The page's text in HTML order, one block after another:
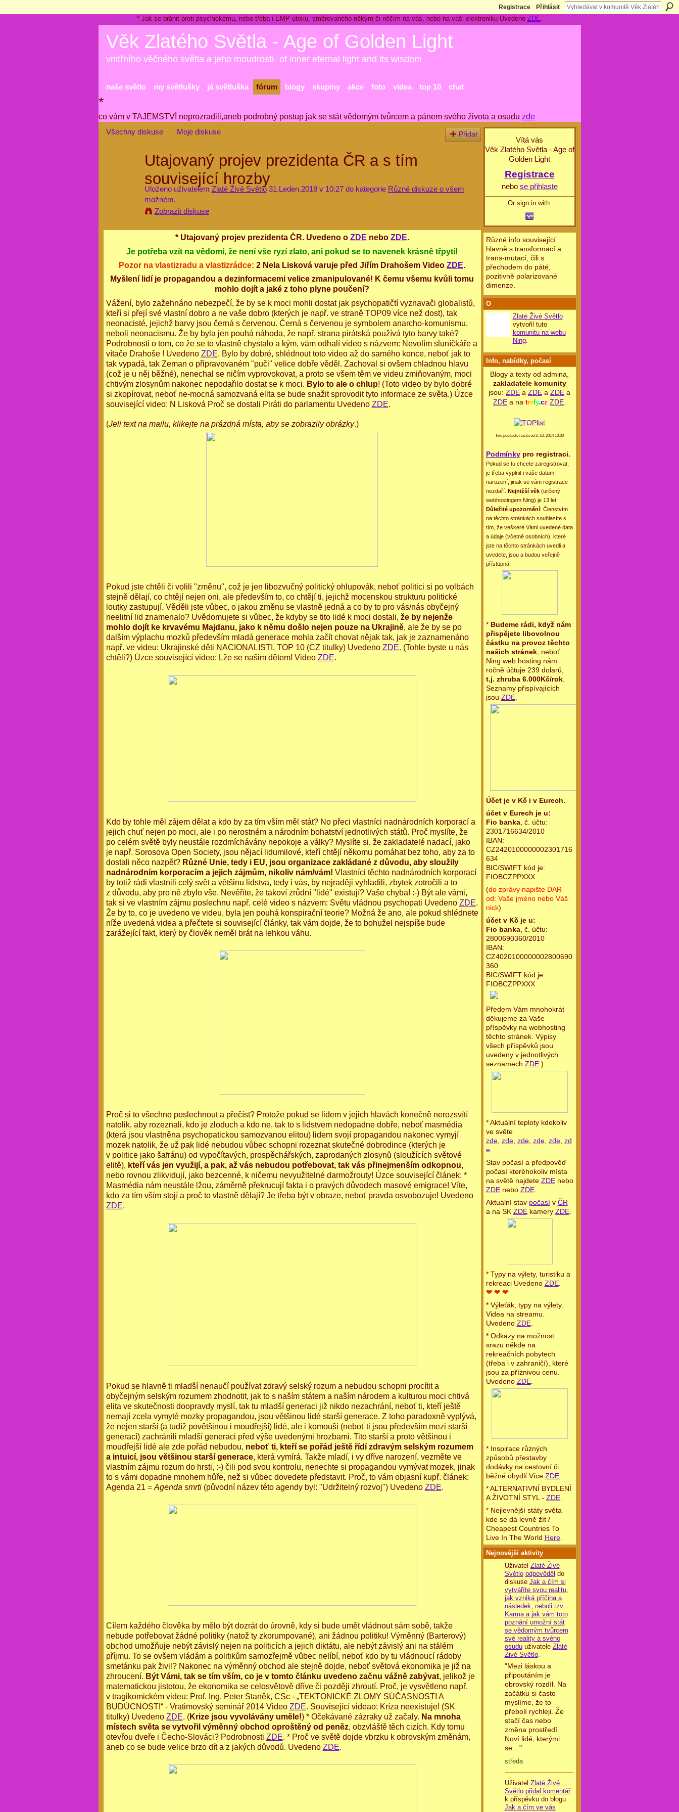
Registrace Přihlásit
* Jak se bránit proti psychickému, nebo třeba i EMP útoku, směrovaného někým či něčím na vás, nebo na vaši elektroniku Uvedeno ZDE.
Věk Zlatého Světla - Age of Golden Light
vnitřního věčného světla a jeho moudrosti- of inner eternal light and its wisdom
naše světlo my světlušky já světluška fórum blogy skupiny akce foto videa top 10 chat
*
co vám v TAJEMSTVÍ neprozradili,aneb podrobný postup jak se stát vědomým tvůrcem a pánem svého života a osudu zde
Všechny diskuse
Moje diskuse Přidat
Utajovaný projev prezidenta ČR a s tím
související hrozby
Uloženo uživatelem Zlaté Živé Světlo31.Leden.2018 v 10:27 do kategorie Různé diskuze o všem
možném.
Zobrazit diskuse
* Utajovaný projev prezidenta ČR. Uvedeno o ZDE nebo ZDE.
Je potřeba vzít na vědomí, že není vše ryzí zlato, ani pokud se to navenek krásně třpytí!
Pozor na vlastizradu a vlastizrádce: 2 Nela Lisková varuje před Jiřím Drahošem Video ZDE.
Myšlení lidí je propagandou a dezinformacemi velice zmanipulované! K čemu všemu kvůli tomu
mohlo dojít a jaké z toho plyne poučení?
Vážení, bylo zažehnáno nebezpečí, že by se k moci mohli dostat jak psychopatičtí vyznavači globalistů,
kteří si přejí své vlastní dobro a ne vaše dobro (kterých je např. ve straně TOP09 více než dost), tak
neonacisté, jejichž barvy jsou černá s červenou. Černá s červenou je symbolem anarcho-komunismu,
neboli neonacismu. Že by byla jen pouhá náhoda, že např. strana pirátská používá tyto barvy také?
Podrobnosti o tom, co že se to vlastně chystalo a kým, vám odhalí video s názvem: Nevolím sluníčkáře a
vítače Drahoše ! Uvedeno ZDE. Bylo by dobré, shlédnout toto video až do samého konce, neboť jak to
tak vypadá, tak Zeman o připravovaném "puči" velice dobře věděl. Zachoval si ovšem chladnou hlavu
(což je u něj běžné), nenechal se ničím vyprovokovat, a proto se všem těm ve videu zmiňovaným, moci
chtivým zlosynům nakonec nepodařilo dostat se k moci. Bylo to ale o chlup! (Toto video by bylo dobré
si zkopírovat, neboť ne-mocná samozvaná elita se bude snažit sprovodit tyto informace ze světa.) Úzce
související video: N Lisková Proč se dostali Piráti do parlamentu Uvedeno ZDE.
(Jeli text na mailu, klikejte na prázdná místa, aby se zobrazily obrázky.)
Pokud jste chtěli či volili "změnu", což je jen libozvučný politický ohlupovák, neboť politici si po volbách
stejně dělají, co chtějí nejen oni, ale především to, co chtějí ti, jejichž mocenskou strukturu politické
loutky zastupují. Věděli jste vůbec, o jakou změnu se vlastně jedná a co by to pro vás/nás obyčejný
neelitní lid znamenalo? Uvědomujete si vůbec, že kdyby se tito lidé k moci dostali, že by nejenže
mohlo dojít ke krvavému Majdanu, jako k němu došlo nejen pouze na Ukrajině, ale že by se po
dalším výplachu mozků především mladá generace mohla začít chovat nějak tak, jak je zaznamenáno
např. ve videu: Ukrajinské děti NACIONALISTI, TOP 10 (CZ titulky) Uvedeno ZDE. (Tohle byste u nás
chtěli?) Úzce související video: Lže se našim dětem! Video ZDE.
Kdo by tohle měl zájem dělat a kdo by za tím vším měl stát? No přeci vlastníci nadnárodních korporací a
jejich chuť nejen po moci, ale i po nerostném a národním bohatství jednotlivých států. Proč myslíte, že
po celém světě byly neustále rozdmíchávány nepokoje a války? Myslíte si, že zakladatelé nadací, jako
je např. Sorosova Open Society, jsou nějací lidumilové, kteří chtějí někomu pomáhat bez toho, aby za to
dostali něco nazpět? Různé Unie, tedy i EU, jsou organizace zakládané z důvodu, aby sloužily
nadnárodním korporacím a jejich zájmům, nikoliv nám/vám! Vlastníci těchto nadnárodních korporací
by totiž rádi vlastnili celý svět a většinu lidstva, tedy i vás, by nejraději vyhladili, zbytek zotročili a to
z důvodu, aby pro ně zbylo vše. Nevěříte, že takoví zrůdní "lidé" existují? Vaše chyba! :-) Být ale vámi,
tak si ve vlastním zájmu poslechnu např. celé video s názvem: Světu vládnou psychopati Uvedeno ZDE.
Že by to, co je uvedeno ve videu, byla jen pouhá konspirační teorie? Možná že ano, ale pokud shlédnete
níže uvedená videa a přečtete si související články, tak vám dojde, že to bohužel nejspíše bude
zarážející fakt, který by člověk neměl brát na lehkou váhu.
Proč si to všechno poslechnout a přečíst? Protože pokud se lidem v jejich hlavách konečně nerozsvítí
natolik, aby rozeznali, kdo je zloduch a kdo ne, tak to s lidstvem nedopadne dobře, neboť masmédia
(která jsou vlastněna psychopatickou samozvanou elitou) lidem svojí propagandou nakonec vymyjí
mozek natolik, že už pak lidé nebudou vůbec schopni rozeznat skutečné dobrodince (kterých je
v politice jako šafránu) od vypočítavých, prospěchářských, zaprodaných zlosynů (sloužících světové
elitě), kteří vás jen využijí, a pak, až vás nebudou potřebovat, tak vás přinejmenším odkopnou,
nebo rovnou zlikvidují, jako bezcenné, k ničemu nevyužitelné darmožrouty! Úzce související článek: *
Masmédia nám neustále lžou, záměrně překrucují fakta i o pravých důvodech masové emigrace! Víte,
kdo za tím vším stojí a proč to vlastně dělají? Je třeba být v obraze, neboť pravda osvobozuje! Uvedeno
ZDE.
Pokud se hlavně ti mladší nenaučí používat zdravý selský rozum a nebudou schopni procítit a
obyčejným selským rozumem zhodnotit, jak to s naším státem a naším národem a kulturou moci chtivá
elita ve skutečnosti doopravdy myslí, tak tu mladší generaci již nikdo nezachrání, neboť ti, kteří ještě
nemají zcela vymyté mozky propagandou, jsou většinou lidé starší generace. Z toho paradoxně vyplývá,
že nejen starší (a tudíž povětšinou i moudřejší) lidé, ale i komouši (neboť ti jsou především mezi starší
generací) zachránili mladší generaci před výše uvedenými hrozbami. Tito starší a proto většinou i
moudřejší lidé ale zde pořád nebudou, neboť ti, kteří se pořád ještě řídí zdravým selským rozumem
a intuicí, jsou většinou starší generace, která vymírá. Takže mladí, i vy dříve narození, vezměte ve
vlastním zájmu rozum do hrsti, :-) čili pod svou kontrolu, nenechte si propagandou vymývat mozek, jinak
to s vámi dopadne mnohem hůře, než si vůbec dovedete představit. Proč, to vám objasní kupř. článek:
Agenda 21 = Agenda smrti(původní název této agendy byl: "Udržitelný rozvoj") Uvedeno ZDE.
Cílem každého člověka by mělo být dozrát do úrovně, kdy si bude umět vládnout sám sobě, takže
nebude potřebovat žádné politiky (natož ty zkorumpované), ani žádnou politiku! Výměnný (Barterový)
obchod umožňuje nebýt závislý nejen na politicích a jejich diktátu, ale nebýt závislý ani na stálém
příjmu. To se ovšem vládám a politikům samozřejmě vůbec nelíbí, neboť kdo by tu vládnoucí rádoby
smetánku pak živil? Nakonec na výměnný obchod ale stejně dojde, neboť světová ekonomika je již na
zhroucení. Být Vámi, tak se tím vším, co je v tomto článku uvedeno začnu vážně zabývat, jelikož je
matematickou jistotou, že ekonomika se celosvětově dříve či později zhroutí. Proč, je vysvětleno např.
v tragikomickém videu: Prof. Ing. Peter Staněk, CSc - „TEKTONICKÉ ZLOMY SÚČASNOSTI A
BUDÚCNOSTI“ - Vratimovský seminář 2014 Video ZDE. Související videao: Kríza neexistuje! (SK
titulky) Uvedeno ZDE. (Krize jsou vyvolávány uměle!) * Očekávané zázraky už začaly. Na mnoha
místech světa se vytvořil výměnný obchod oproštěný od peněz, obzvláště těch cizích. Kdy tomu
otevřou dveře i Čecho-Slováci? Podrobnosti ZDE. * Proč ve světě dojde vbrzku k obrovským změnám,
aneb co se bude velice brzo dít a z jakých důvodů. Uvedeno ZDE.
Vítá vás
Věk Zlatého Světla - Age of
Golden Light
Registrace
nebo se přihlaste
Or sign in with:
Různé info související
hlavně s transformací a
trans-mutací, čili s
přechodem do páté,
pozitivně polarizované
dimenze.
O
Zlaté Živé Světlo
vytvořil tuto
komunitu na webu
Ning.
Info, nabídky, počasí
Blogy a texty od admina,
zakladatele komunity
jsou: ZDE a ZDE a ZDE a
ZDE a na trefy.cz ZDE
Toto počítadlo načítá od 2. 10. 2014 10:00
Podmínkypro registraci.
Pokud se tu chcete zaregistrovat,
je třeba vyplnit i vaše datum
narození, jinak se vám registrace
nezdaří. Nejnižší věk(určený
webhostingem Ning) je 13 let!
Důležité upozornění: Členstvím
na těchto stránkách souhlasíte s
tím, že veškeré Vámi uvedené data
a údaje (včetně osobních), které
jste na těchto stránkách uvedli a
uvedete, jsou a budou veřejně
přístupná.
* Budeme rádi, když nám
přispějete libovolnou
částku na provoz těchto
našich stránek, neboť
Ning web hosting nám
ročně účtuje 239 dolarů,
t.j. zhruba 6.000Kč/rok.
Seznamy přispívajících
jsou ZDE.
Účet je v Kč i v Eurech.
účet v Eurech je u:
Fio banka, č. účtu:
2301716634/2010
IBAN:
CZ2420100000002301716
634
BIC/SWIFT kód je:
FIOBCZPPXXX
(do zprávy napište DAR
od: Vaše jméno nebo Váš
nick)
účet v Kč je u:
Fio banka, č. účtu:
2800690360/2010
IBAN:
CZ4020100000002800690
360
BIC/SWIFT kód je:
FIOBCZPPXXX
Předem Vám mnohokrát
děkujeme za Vaše
příspěvky na webhosting
těchto stránek. Výpisy
všech příspěvků jsou
uvedeny v jednotlivých
seznamech ZDE.)
* Aktuální teploty kdekoliv
ve světe
zde, zde, zde, zde, zde, zd
e.
Stav počasí a předpověď
počasí kteréhokoliv místa
na světě najdete ZDEnebo
ZDEnebo ZDE.
Aktuální stav počasív ČR
a na SK ZDEkamery ZDE.
* Typy na výlety, turistiku a
rekreaci Uvedeno ZDE.
❤ ❤ ❤
* Výleťák, typy na výlety.
Videa na streamu.
Uvedeno ZDE.
* Odkazy na možnost
srazu někde na
rekreačních pobytech
(třeba i v zahraničí), které
jsou za příznivou cenu.
Uvedeno ZDE.
* Inspirace různých
způsobů přestavby
dodávky na cestovní či
běžné obydlí Více ZDE.
* ALTERNATIVNÍ BYDLENÍ
A ŽIVOTNÍ STYL - ZDE.
* Nejlevnější státy světa
kde se dá levně žít /
Cheapest Countries To
Live In The World Here.
Nejnovější aktivity
Uživatel Zlaté Živé
Světlo odpověděl do
diskuse Jak a čím si
vytváříte svou realitu,
jak vzniká příčina a
následek, neboli tzv.
Karma a jak vám toto
poznání umožní stát
se vědomým tvůrcem
své reality a svého
osuduuživatele Zlaté
Živé Světlo.
"Mezi láskou a
připoutáním je
obrovský rozdíl. Na
začátku si často
myslíme, že to
přebolí rychleji. Že
stačí čas nebo
změna prostředí.
Noví lidé, kterými
se…"
středa
Uživatel Zlaté Živé
Světlo přidal komentář
k příspěvku do blogu
Jak a čím ve vás